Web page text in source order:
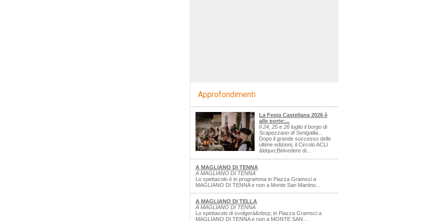
Approfondimenti
La Festa Castellana 2026 è
alle porte:...
Il 24, 25 e 26 luglio il borgo di
Scapezzano di Senigallia...
Dopo il grande successo delle
ultime edizioni, il Circolo ACLI
&ldquo;Belvedere di...
A MAGLIANO DI TENNA
A MAGLIANO DI TENNA
Lo spettacolo è in programma in Piazza Gramsci a
MAGLIANO DI TENNA e non a Monte San Martino...
A MAGLIANO DI TELLA
A MAGLIANO DI TENNA
Lo spettacolo di svolgerà&nbsp; in Piazza Gramsci a
MAGLIANO DI TENNA e non a MONTE SAN...